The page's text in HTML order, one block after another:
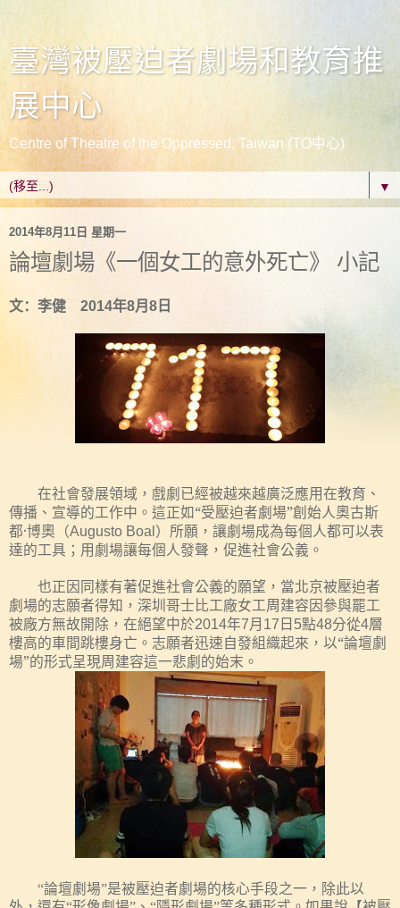
臺灣被壓迫者劇場和教育推
展中心
Centre of Theatre of the Oppressed, Taiwan (TO中心)
▼
2014年8月11日 星期一
論壇劇場《一個女工的意外死亡》 小記
文：李健 2014年8月 8 日
在社會發展領域，戲劇已經被越來越廣泛應用在教育、
傳播、宣導的工作中。這正如“受壓迫者劇場”創始人奧古斯
都·博奧（Augusto Boal ） 所願，讓劇場成為每個人都可以表
達的工具；用劇場讓每個人發聲，促進社會公義。
也正因同樣有著促進社會公義的願望，當北京被壓迫者
劇場的志願者得知，深圳哥士比工廠女工周建容因參與罷工
被廠方無故開除，在絕望中於2014年7月 17日 5點48分從4層
樓高的車間跳樓身亡。志願者迅速自發組織起來，以“論壇劇
場”的形式呈現周建容這一悲劇的始末。
“論壇劇場”是被壓迫者劇場的核心手段之一，除此以